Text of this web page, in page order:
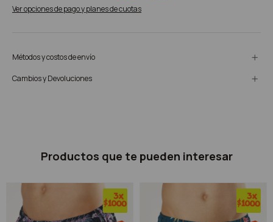
Ver opciones de pago y planes de cuotas
Métodos y costos de envío
Cambios y Devoluciones
Productos que te pueden interesar